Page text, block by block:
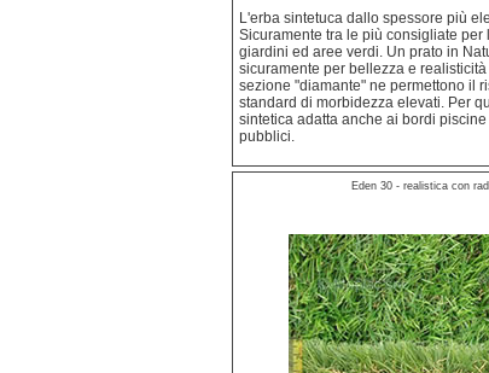
L'erba sintetuca dallo spessore più
Sicuramente tra le più consigliate per
giardini ed aree verdi. Un prato in
sicuramente per bellezza e
sezione "diamante" ne permettono il
standard di morbidezza elevati. Per
sintetica adatta anche ai bordi
pubblici.
Eden 30 - realistica con